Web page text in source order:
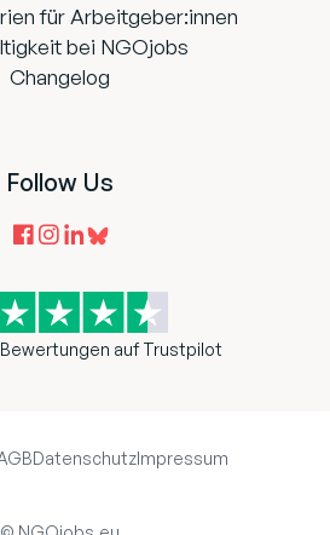
für Arbeitgeber:innen
bei NGOjobs
Changelog
Follow Us
auf Trustpilot
DatenschutzImpressum